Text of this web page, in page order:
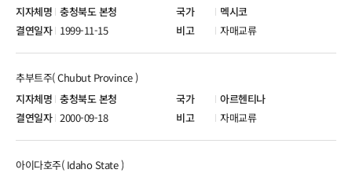
충청북도 본청 멕시코
1999-11-15 자매교류
충청북도 본청 아르헨티나
추부트주( Chubut Province )
2000-09-18 자매교류
아이다호주( Idaho State )